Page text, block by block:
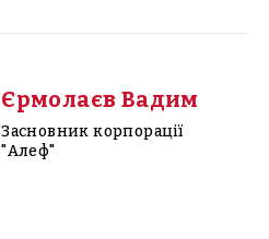
Єрмолаєв Вадим
Засновник корпорації
"Алеф"